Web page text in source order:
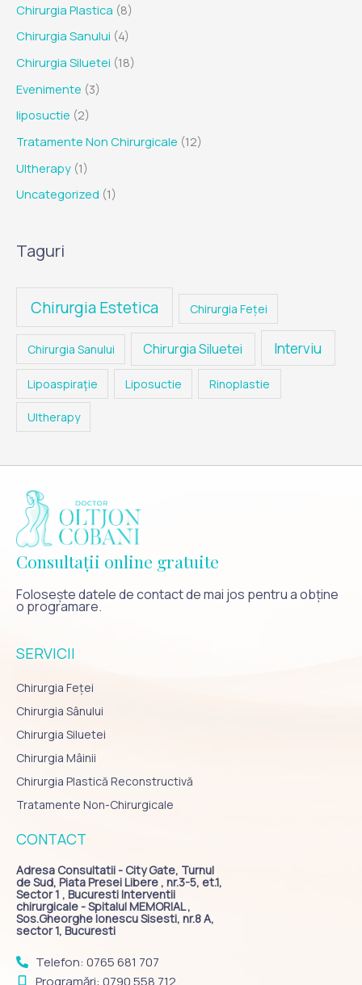
Chirurgia Plastica (8)
Chirurgia Sanului (4)
Chirurgia Siluetei (18)
Evenimente (3)
liposuctie (2)
Tratamente Non Chirurgicale (12)
Ultherapy (1)
Uncategorized (1)
Taguri
Chirurgia Estetica Chirurgia Feței
Chirurgia Sanului Chirurgia Siluetei Interviu
Lipoaspiraţie Liposuctie Rinoplastie
Ultherapy
Consultații online gratuite
Folosește datele de contact de mai jos pentru a obține
o programare.
SERVICII
Chirurgia Feței
Chirurgia Sânului
Chirurgia Siluetei
Chirurgia Mâinii
Chirurgia Plastică Reconstructivă
Tratamente Non-Chirurgicale
CONTACT
Adresa Consultatii - City Gate, Turnul
de Sud, Piata Presei Libere , nr.3-5, et.1,
Sector 1 , Bucuresti Interventii
chirurgicale - Spitalul MEMORIAL ,
Sos.Gheorghe Ionescu Sisesti, nr.8 A,
sector 1, Bucuresti
Telefon: 0765 681 707
Programări: 0790 558 712